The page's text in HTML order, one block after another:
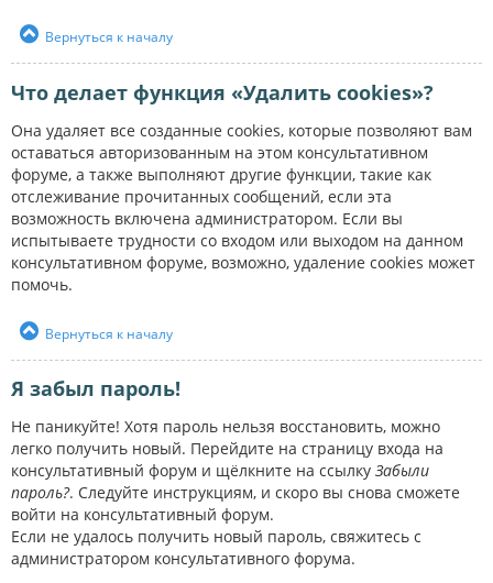
Вернуться к началу
Что делает функция «Удалить cookies»?
Она удаляет все созданные cookies, которые позволяют вам
оставаться авторизованным на этом консультативном
форуме, а также выполняют другие функции, такие как
отслеживание прочитанных сообщений, если эта
возможность включена администратором. Если вы
испытываете трудности со входом или выходом на данном
консультативном форуме, возможно, удаление cookies может
помочь.
Вернуться к началу
Я забыл пароль!
Не паникуйте! Хотя пароль нельзя восстановить, можно
легко получить новый. Перейдите на страницу входа на
консультативный форум и щёлкните на ссылку Забыли
пароль?. Следуйте инструкциям, и скоро вы снова сможете
войти на консультативный форум.
Если не удалось получить новый пароль, свяжитесь с
администратором консультативного форума.